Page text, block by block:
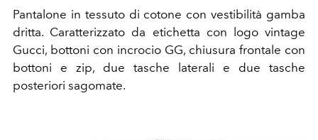
Pantalone in tessuto di cotone con vestibilità gamba
dritta. Caratterizzato da etichetta con logo vintage
Gucci, bottoni con incrocio GG, chiusura frontale con
bottoni e zip, due tasche laterali e due tasche
posteriori sagomate.